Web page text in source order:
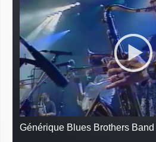
Générique Blues Brothers Band